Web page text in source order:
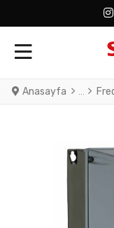
Anasayfa